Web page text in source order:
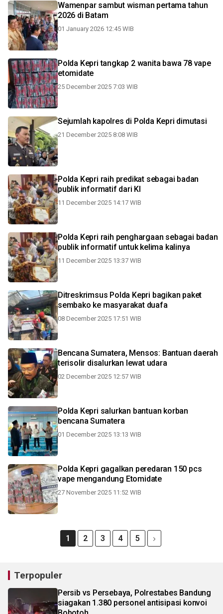
Wamenpar sambut wisman pertama tahun
2026 di Batam
01 January 2026 12:45 WIB
Polda Kepri tangkap 2 wanita bawa 78 vape
etomidate
25 December 2025 7:03 WIB
Sejumlah kapolres di Polda Kepri dimutasi
21 December 2025 8:08 WIB
Polda Kepri raih predikat sebagai badan
publik informatif dari KI
11 December 2025 14:17 WIB
Polda Kepri raih penghargaan sebagai badan
publik informatif untuk kelima kalinya
11 December 2025 13:37 WIB
Ditreskrimsus Polda Kepri bagikan paket
sembako ke masyarakat duafa
08 December 2025 17:51 WIB
Bencana Sumatera, Mensos: Bantuan daerah
terisolir disalurkan lewat udara
02 December 2025 12:57 WIB
Polda Kepri salurkan bantuan korban
bencana Sumatera
01 December 2025 13:13 WIB
Polda Kepri gagalkan peredaran 150 pcs
vape mengandung Etomidate
27 November 2025 11:52 WIB
1 2 3 4 5
Terpopuler
Persib vs Persebaya, Polrestabes Bandung
siagakan 1.380 personel antisipasi konvoi